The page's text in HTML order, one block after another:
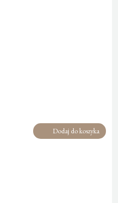
Dodaj do koszyka